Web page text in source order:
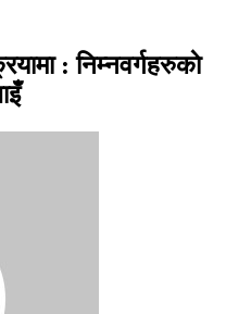
: निम्नवर्गहरुकाे